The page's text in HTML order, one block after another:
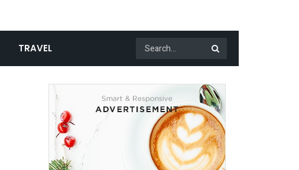
TRAVEL